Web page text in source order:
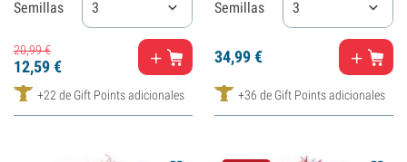
Semillas 3
20,99€
12,59€
+22 de Gift Points adicionales
Semillas 3
34,99€
+36 de Gift Points adicionales